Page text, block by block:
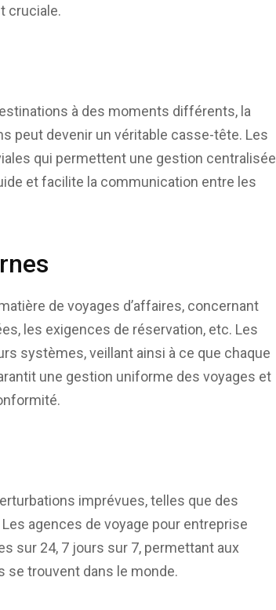
cruciale.
à des moments différents, la
peut devenir un véritable casse-tête. Les
qui permettent une gestion centralisée
et facilite la communication entre les
de voyages d’affaires, concernant
les exigences de réservation, etc. Les
systèmes, veillant ainsi à ce que chaque
une gestion uniforme des voyages et
imprévues, telles que des
agences de voyage pour entreprise
sur 24, 7 jours sur 7, permettant aux
se trouvent dans le monde.